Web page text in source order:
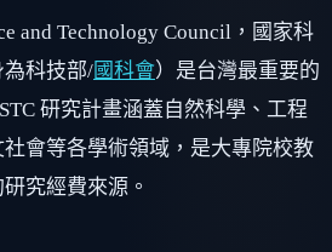
and Technology Council，國家科
科技部/國科會）是台灣最重要的
研究計畫涵蓋自然科學、工程
會等各學術領域，是大專院校教
究經費來源。